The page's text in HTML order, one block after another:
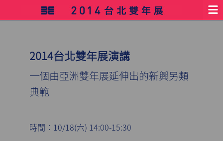
2014台北雙年展演講
一個由亞洲雙年展延伸出的新興另類
典範
時間：10/18(六) 14:00-15:30